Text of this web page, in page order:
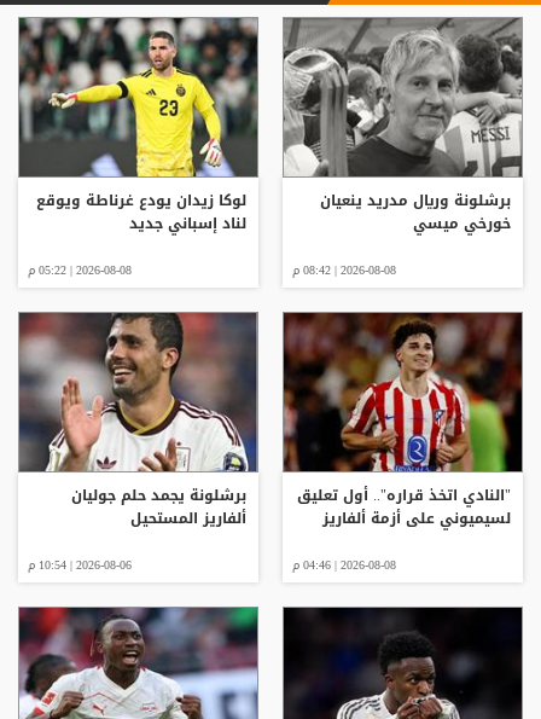
برشلونة وريال مدريد ينعيان
خورخي ميسي
2026-08-08 | 08:42 م
لوكا زيدان يودع غرناطة ويوقع
لناد إسباني جديد
2026-08-08 | 05:22 م
"النادي اتخذ قراره".. أول تعليق
لسيميوني على أزمة ألفاريز
2026-08-08 | 04:46 م
برشلونة يجمد حلم جوليان
ألفاريز المستحيل
2026-08-06 | 10:54 م